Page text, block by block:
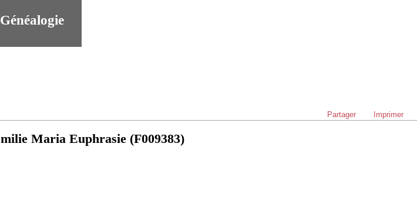
Partager Imprimer
Maria Euphrasie (F009383)